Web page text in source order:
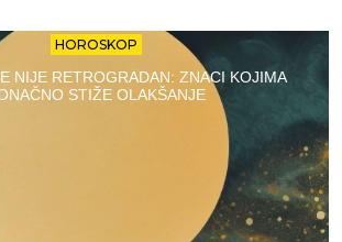
HOROSKOP
NIJE RETROGRADAN: ZNACI KOJIMA
STIŽE OLAKŠANJE